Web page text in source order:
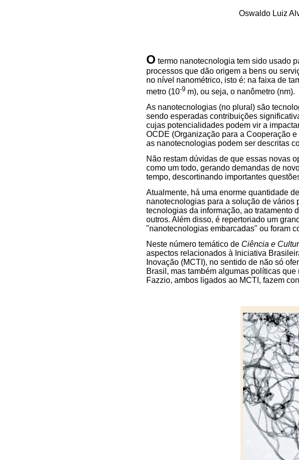
Oswaldo Luiz
O termo nanotecnologia tem sido usado
processos que dão origem a bens ou
no nível nanométrico, isto é: na faixa de
metro (10-9 m), ou seja, o nanômetro (nm).
As nanotecnologias (no plural) são
sendo esperadas contribuições
cujas potencialidades podem vir a
OCDE (Organização para a Cooperação
as nanotecnologias podem ser descritas
Não restam dúvidas de que essas novas
como um todo, gerando demandas de
tempo, descortinando importantes
Atualmente, há uma enorme quantidade
nanotecnologias para a solução de
tecnologias da informação, ao tratamento
outros. Além disso, é repertoriado um
"nanotecnologias embarcadas" ou foram
Neste número temático de Ciência e
aspectos relacionados à Iniciativa
Inovação (MCTI), no sentido de não só
Brasil, mas também algumas políticas
Fazzio, ambos ligados ao MCTI, fazem